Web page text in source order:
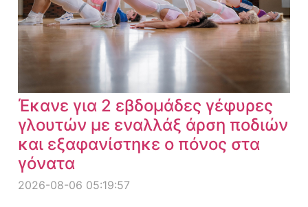
Έκανε για 2 εβδομάδες γέφυρες
γλουτών με εναλλάξ άρση ποδιών
και εξαφανίστηκε ο πόνος στα
γόνατα
2026-08-06 05:19:57